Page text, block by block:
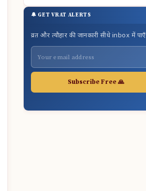
🔔 GET VRAT ALERTS
व्रत और त्यौहार की जानकारी सीधे inbox में पाएँ
Subscribe Free 🙏